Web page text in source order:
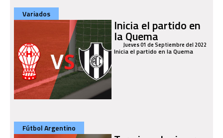
Variados
Inicia el partido en
la Quema
Jueves 01 de Septiembre del 2022
Inicia el partido en la Quema
Fútbol Argentino